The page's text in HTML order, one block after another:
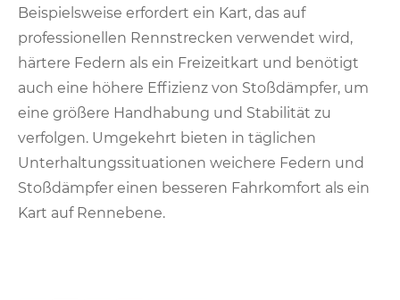
Beispielsweise erfordert ein Kart, das auf
professionellen Rennstrecken verwendet wird,
härtere Federn als ein Freizeitkart und benötigt
auch eine höhere Effizienz von Stoßdämpfer, um
eine größere Handhabung und Stabilität zu
verfolgen. Umgekehrt bieten in täglichen
Unterhaltungssituationen weichere Federn und
Stoßdämpfer einen besseren Fahrkomfort als ein
Kart auf Rennebene.